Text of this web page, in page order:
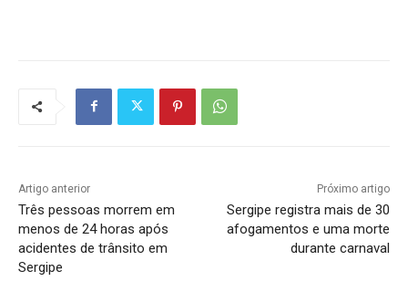
Artigo anterior
Três pessoas morrem em
menos de 24 horas após
acidentes de trânsito em
Sergipe
Próximo artigo
Sergipe registra mais de 30
afogamentos e uma morte
durante carnaval